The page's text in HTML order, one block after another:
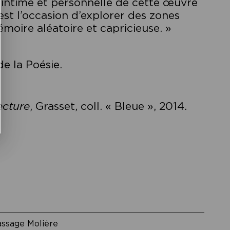
l’occasion d’explorer des zones
aléatoire et capricieuse. »
la Poésie.
, Grasset, coll. « Bleue », 2014.
Moliėre